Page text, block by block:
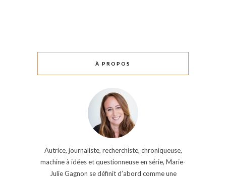
À PROPOS
Autrice, journaliste, recherchiste, chroniqueuse,
machine à idées et questionneuse en série, Marie-
Julie Gagnon se définit d’abord comme une